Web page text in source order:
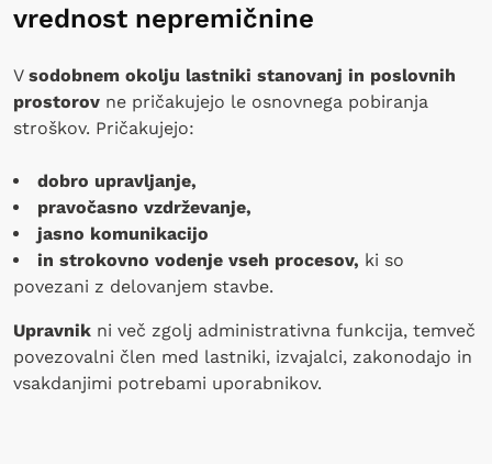
vrednost nepremičnine
V sodobnem okolju lastniki stanovanj in poslovnih
prostorov ne pričakujejo le osnovnega pobiranja
stroškov. Pričakujejo:
dobro upravljanje,
pravočasno vzdrževanje,
jasno komunikacijo
in strokovno vodenje vseh procesov, ki so
povezani z delovanjem stavbe.
Upravnik ni več zgolj administrativna funkcija, temveč
povezovalni člen med lastniki, izvajalci, zakonodajo in
vsakdanjimi potrebami uporabnikov.